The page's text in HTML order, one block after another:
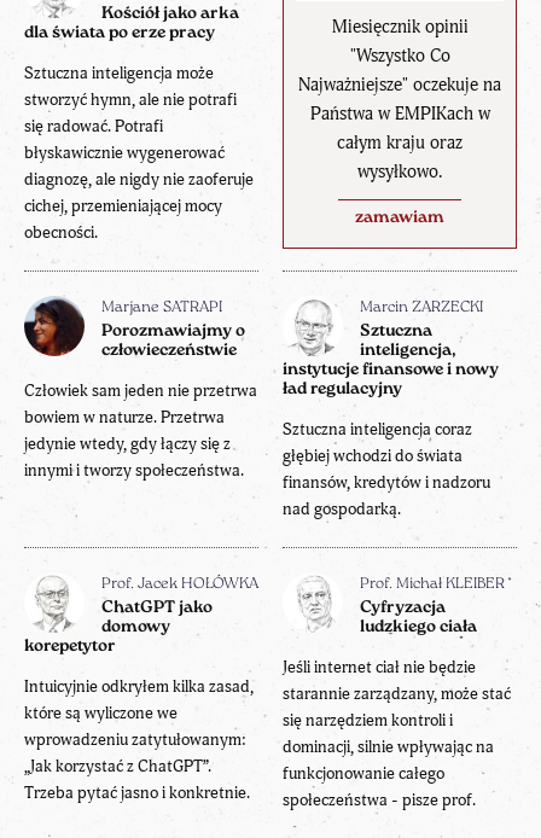
Miesięcznik opinii
"Wszystko Co
Najważniejsze" oczekuje na
Państwa w EMPIKach w
całym kraju oraz
wysyłkowo.
zamawiam
Kościół jako arka
dla świata po erze pracy
Sztuczna inteligencja może
stworzyć hymn, ale nie potrafi
się radować. Potrafi
błyskawicznie wygenerować
diagnozę, ale nigdy nie zaoferuje
cichej, przemieniającej mocy
obecności.
Marjane SATRAPI
Porozmawiajmy o
człowieczeństwie
Człowiek sam jeden nie przetrwa
bowiem w naturze. Przetrwa
jedynie wtedy, gdy łączy się z
innymi i tworzy społeczeństwa.
Marcin ZARZECKI
Sztuczna
inteligencja,
instytucje finansowe i nowy
ład regulacyjny
Sztuczna inteligencja coraz
głębiej wchodzi do świata
finansów, kredytów i nadzoru
nad gospodarką.
Prof. Jacek HOŁÓWKA
ChatGPT jako
domowy
korepetytor
Intuicyjnie odkryłem kilka zasad,
które są wyliczone we
wprowadzeniu zatytułowanym:
„Jak korzystać z ChatGPT”.
Trzeba pytać jasno i konkretnie.
Prof. Michał KLEIBER
Cyfryzacja
ludzkiego ciała
Jeśli internet ciał nie będzie
starannie zarządzany, może stać
się narzędziem kontroli i
dominacji, silnie wpływając na
funkcjonowanie całego
społeczeństwa - pisze prof.